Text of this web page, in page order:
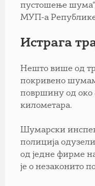
пустошење
МУП-а
Истрага
Нешто више од
покривено
површину од око
километара.
Шумарски
полиција
од једне фирме
је о незаконито